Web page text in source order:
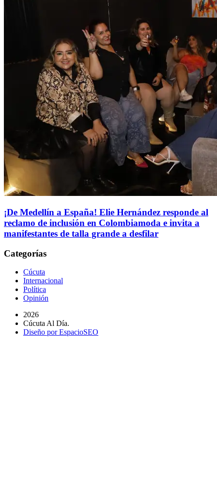
¡De Medellín a España! Elie Hernández responde al
reclamo de inclusión en Colombiamoda e invita a
manifestantes de talla grande a desfilar
Categorías
Cúcuta
Internacional
Política
Opinión
2026
Cúcuta Al Día.
Diseño por EspacioSEO